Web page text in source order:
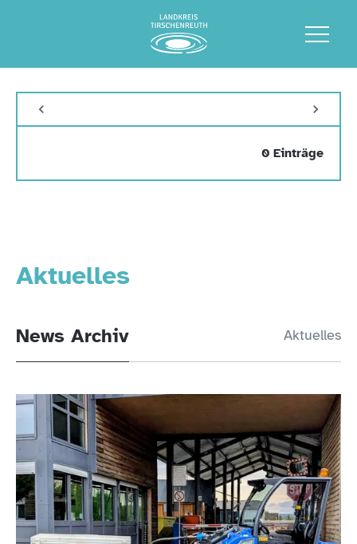
Aktuelles
News Archiv Aktuelles
0 Einträge